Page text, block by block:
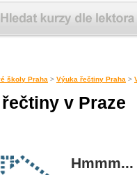
školy Praha > Výuka řečtiny Praha >
v Praze